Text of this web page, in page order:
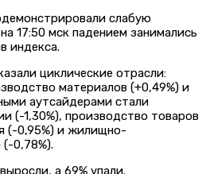
слабую
17:50 мск падением занимались
индекса.
циклические отрасли:
материалов (+0,49%) и
аутсайдерами стали
(-1,30%), производство товаров
(-0,95%) и жилищно-
(-0,78%).
а 69% упали.